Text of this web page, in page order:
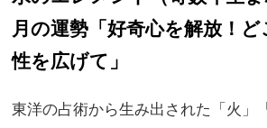
に一
生残
家族
月の運勢「好奇心を解放！
性を広げて」
東洋の占術から生み出された「火」